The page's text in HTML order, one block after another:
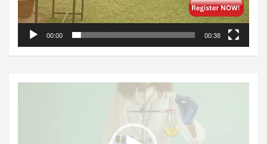
00:00 00:38